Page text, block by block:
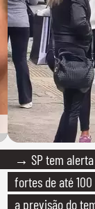
→ SP tem
fortes de até
a previsão do